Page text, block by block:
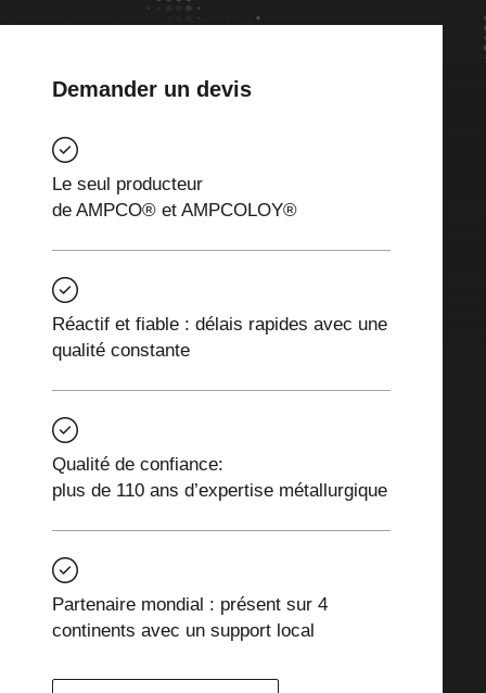
Demander un devis
Le seul producteur
de AMPCO® et AMPCOLOY®
Réactif et fiable : délais rapides avec une
qualité constante
Qualité de confiance:
plus de 110 ans d’expertise métallurgique
Partenaire mondial : présent sur 4
continents avec un support local